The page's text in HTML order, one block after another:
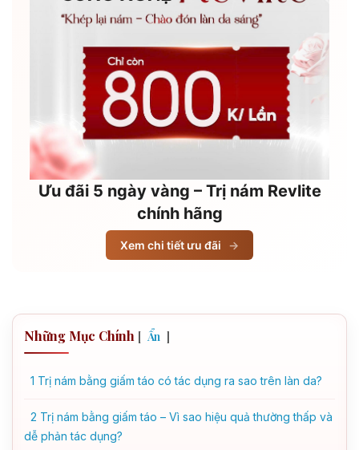
Ưu đãi 5 ngày vàng – Trị nám Revlite
chính hãng
Xem chi tiết ưu đãi →
Những Mục Chính [ Ẩn ]
1 Trị nám bằng giấm táo có tác dụng ra sao trên làn da?
2 Trị nám bằng giấm táo – Vì sao hiệu quả thường thấp và
dễ phản tác dụng?